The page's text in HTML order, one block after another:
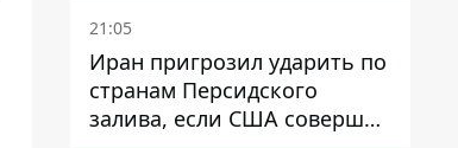
получили подозрения за
21:05
Иран пригрозил ударить по
странам Персидского
залива, если США совершат